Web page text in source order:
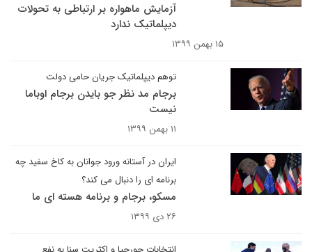
آزمایش ماهواره بر ارتباطی به تحولات
دیپلماتیک ندارد
۱۵ بهمن ۱۳۹۹
توهم دیپلماتیک جریان حامی دولت
برجام مد نظر جو بایدن برجام اوباما
نیست
۱۱ بهمن ۱۳۹۹
ایران در آستانه ورود جوانان به کاخ سفید چه
برنامه ای را دنبال می کند؟
مسکو، برجام و برنامه هسته ای ما
۲۶ دی ۱۳۹۹